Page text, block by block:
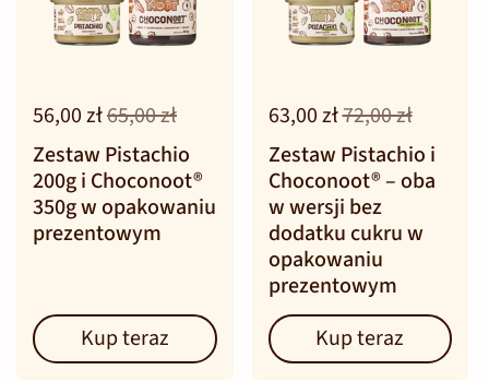
56,00 zł65,00 zł
Zestaw Pistachio
200g i Choconoot®
350g w opakowaniu
prezentowym
Kup teraz
63,00 zł72,00 zł
Zestaw Pistachio i
Choconoot® – oba
w wersji bez
dodatku cukru w
opakowaniu
prezentowym
Kup teraz